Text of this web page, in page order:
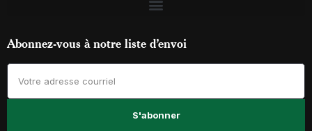
Abonnez-vous à notre liste d’envoi